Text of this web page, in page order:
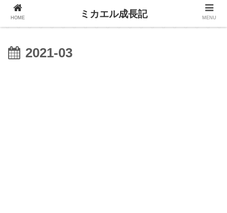
2021-03
HOME ミカエル成長記 MENU